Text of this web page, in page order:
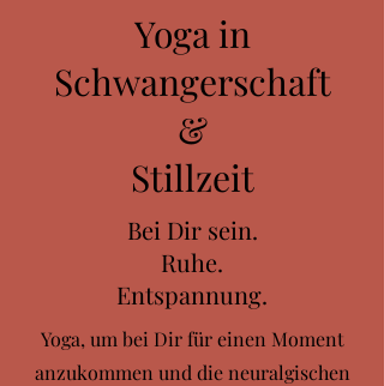
Yoga in
Schwangerschaft
&
Stillzeit
Bei Dir sein.
Ruhe.
Entspannung.
Yoga, um bei Dir für einen Moment
anzukommen und die neuralgischen